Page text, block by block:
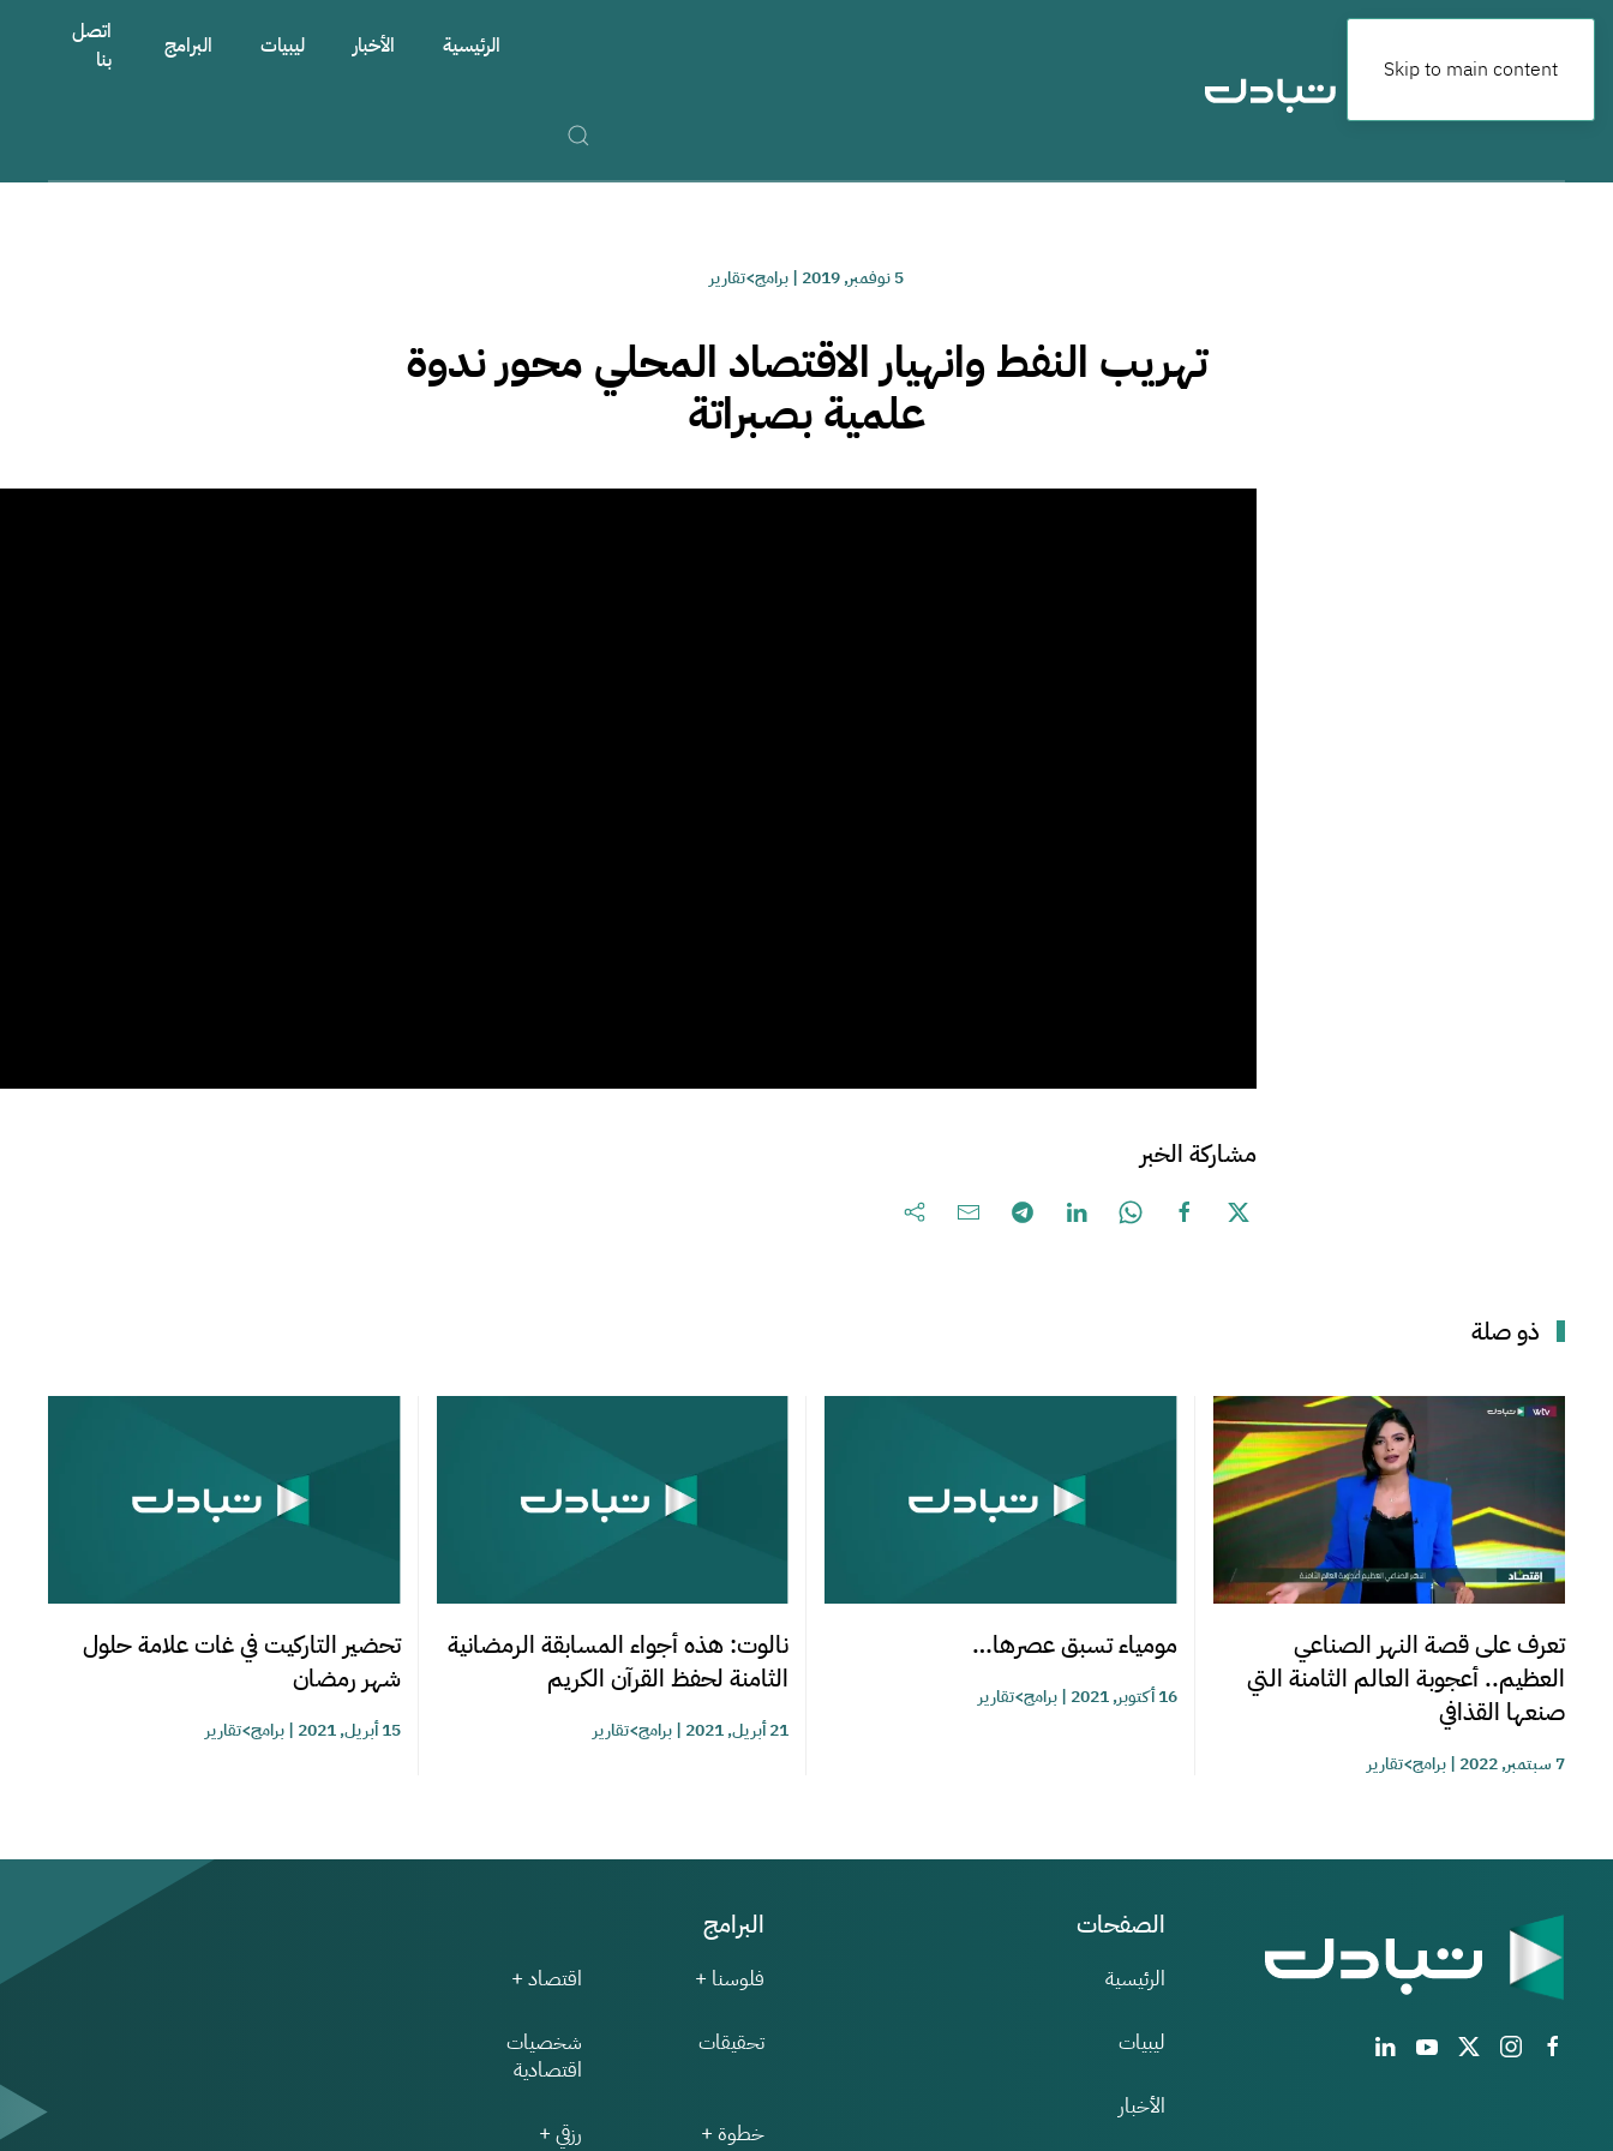
Skip to main content
الرئيسية الأخبار ليبيات البرامج
اتصل
بنا
5 نوفمبر, 2019 |برامج>تقارير
تهريب النفط وانهيار الاقتصاد المحلي محور ندوة
علمية بصبراتة
مشاركة الخبر
ذو صلة
تعرف على قصة النهر الصناعي
العظيم.. أعجوبة العالم الثامنة التي
صنعها القذافي
7 سبتمبر, 2022 |برامج>تقارير
مومياء تسبق عصرها…
16 أكتوبر, 2021 |برامج>تقارير
نالوت: هذه أجواء المسابقة الرمضانية
الثامنة لحفظ القرآن الكريم
21 أبريل, 2021 |برامج>تقارير
تحضير التاركيت في غات علامة حلول
شهر رمضان
15 أبريل, 2021 |برامج>تقارير
الصفحات
الرئيسية
ليبيات
الأخبار
البرامج
فلوسنا + اقتصاد +
تحقيقات
شخصيات
اقتصادية
خطوة + رزقي +